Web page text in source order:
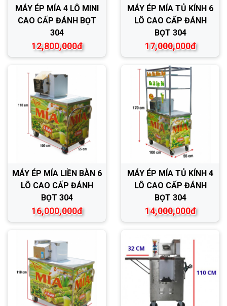
MÁY ÉP MÍA 4 LÔ MINI
CAO CẤP ĐÁNH BỌT
304
12,800,000đ
MÁY ÉP MÍA TỦ KÍNH 6
LÔ CAO CẤP ĐÁNH
BỌT 304
17,000,000đ
MÁY ÉP MÍA LIỀN BÀN 6
LÔ CAO CẤP ĐÁNH
BỌT 304
16,000,000đ
MÁY ÉP MÍA TỦ KÍNH 4
LÔ CAO CẤP ĐÁNH
BỌT 304
14,000,000đ